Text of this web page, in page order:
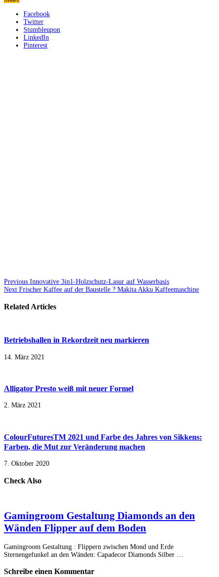
Facebook
Twitter
Stumbleupon
LinkedIn
Pinterest
Previous Innovative 3in1-Holzschutz-Lasur auf Wasserbasis
Next Frischer Kaffee auf der Baustelle ? Makita Akku Kaffeemaschine
Related Articles
Betriebshallen in Rekordzeit neu markieren
14. März 2021
Alligator Presto weiß mit neuer Formel
2. März 2021
ColourFuturesTM 2021 und Farbe des Jahres von Sikkens:
Farben, die Mut zur Veränderung machen
7. Oktober 2020
Check Also
Gamingroom Gestaltung Diamonds an den
Wänden Flipper auf dem Boden
Gamingroom Gestaltung : Flippern zwischen Mond und Erde
Sternengefunkel an den Wänden: Capadecor Diamonds Silber …
Schreibe einen Kommentar